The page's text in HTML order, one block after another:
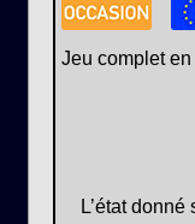
Jeu complet en
L’état